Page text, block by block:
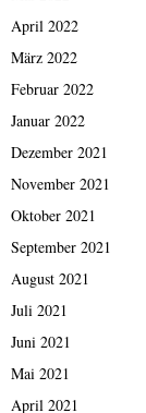
April 2022
März 2022
Februar 2022
Januar 2022
Dezember 2021
November 2021
Oktober 2021
September 2021
August 2021
Juli 2021
Juni 2021
Mai 2021
April 2021